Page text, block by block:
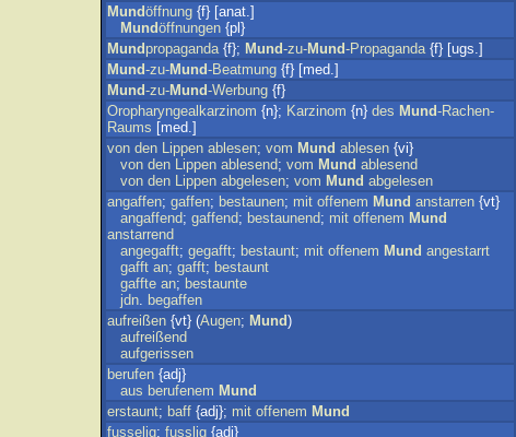
Mundöffnung {f} [anat.]
Mundöffnungen {pl}
Mundpropaganda{f}; Mund-zu-Mund-Propaganda{f} [ugs.]
Mund-zu-Mund-Beatmung {f} [med.]
Mund-zu-Mund-Werbung {f}
Oropharyngealkarzinom {n}; Karzinom {n} des Mund-Rachen-
Raums [med.]
von den Lippen ablesen; vom Mund ablesen {vi}
von den Lippen ablesend; vom Mund ablesend
von den Lippen abgelesen; vom Mund abgelesen
angaffen; gaffen; bestaunen; mit offenem Mund anstarren {vt}
angaffend; gaffend; bestaunend; mit offenem Mund
anstarrend
angegafft; gegafft; bestaunt; mit offenem Mund angestarrt
gafft an; gafft; bestaunt
gaffte an; bestaunte
jdn. begaffen
aufreißen {vt} (Augen; Mund)
aufreißend
aufgerissen
berufen {adj}
aus berufenem Mund
erstaunt; baff {adj}; mit offenem Mund
fusselig; fusslig {adj}